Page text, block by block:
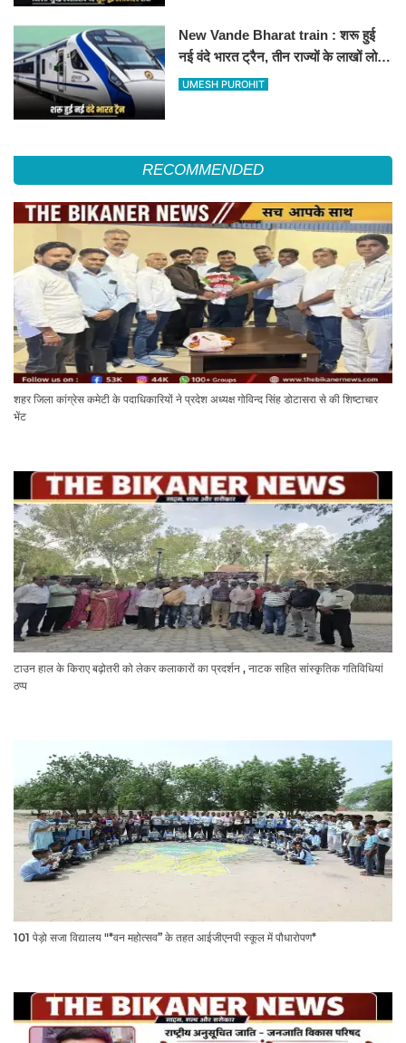
New Vande Bharat train : शरू हुई
नई वंदे भारत ट्रैन, तीन राज्यों के लाखों लोगों
का सफर होगा आसान, देखें पूरा रूटमैप
UMESH PUROHIT
RECOMMENDED
शहर जिला कांग्रेस कमेटी के पदाधिकारियों ने प्रदेश अध्यक्ष गोविन्द सिंह डोटासरा से की शिष्टाचार
भेंट
टाउन हाल के किराए बढ़ोतरी को लेकर कलाकारों का प्रदर्शन , नाटक सहित सांस्कृतिक गतिविधियां
ठप्प
101 पेड़ो सजा विद्यालय "*वन महोत्सव” के तहत आईजीएनपी स्कूल में पौधारोपण*